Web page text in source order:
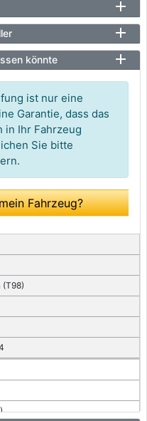
könnte
ist nur eine
Garantie, dass das
in Ihr Fahrzeug
Sie bitte
Fahrzeug?
(T98)